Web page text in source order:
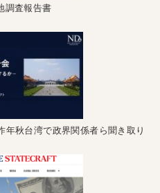
調査報告書
秋台湾で政界関係者ら聞き取り